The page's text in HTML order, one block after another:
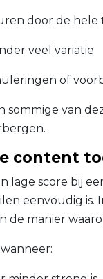
door de hele
veel variatie
of
sommige van
content
lage score bij
eenvoudig
de manier